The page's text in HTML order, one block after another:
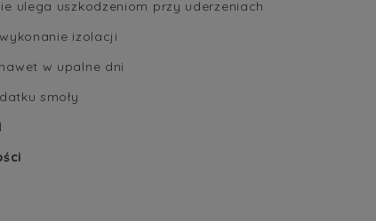
ulega uszkodzeniom przy uderzeniach
izolacji
w upalne dni
smoły